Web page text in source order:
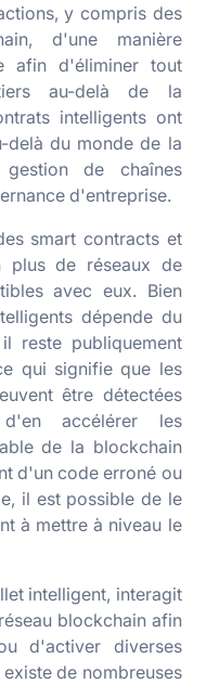
y compris des
d'une manière
afin d'éliminer tout
au-delà de la
intelligents ont
delà du monde de la
de chaînes
d'entreprise.
smart contracts et
plus de réseaux de
avec eux. Bien
dépende du
reste publiquement
qui signifie que les
être détectées
accélérer les
de la blockchain
d'un code erroné ou
il est possible de le
à mettre à niveau le
intelligent, interagit
blockchain afin
d'activer diverses
de nombreuses